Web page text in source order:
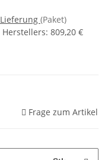
(Paket)
: 809,20 €
Frage zum Artikel